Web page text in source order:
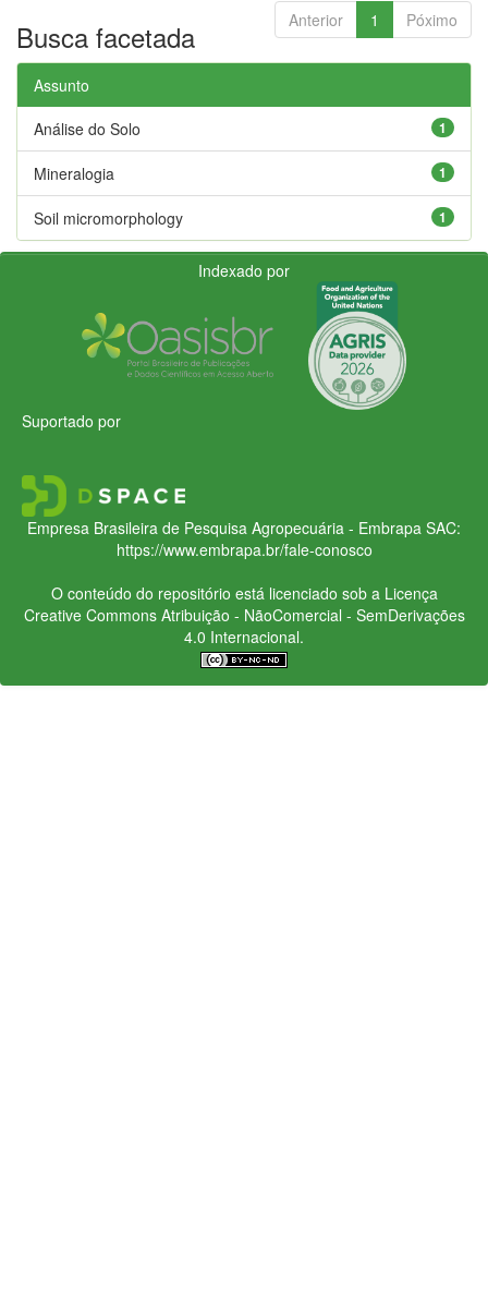
Anterior 1 Póximo
Busca facetada
Assunto
1
Análise do Solo
1
Mineralogia
1
Soil micromorphology
Indexado por
Suportado por
Empresa Brasileira de Pesquisa Agropecuária - Embrapa SAC:
https://www.embrapa.br/fale-conosco
O conteúdo do repositório está licenciado sob a Licença
Creative CommonsAtribuição - NãoComercial - SemDerivações
4.0 Internacional.